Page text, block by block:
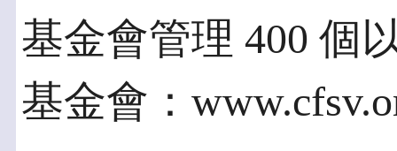
基金會管理 400 個
基金會：